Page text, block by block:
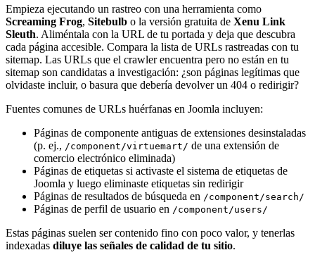
Empieza ejecutando un rastreo con una herramienta como
Screaming Frog, Sitebulb o la versión gratuita de Xenu Link
Sleuth. Aliméntala con la URL de tu portada y deja que descubra
cada página accesible. Compara la lista de URLs rastreadas con tu
sitemap. Las URLs que el crawler encuentra pero no están en tu
sitemap son candidatas a investigación: ¿son páginas legítimas que
olvidaste incluir, o basura que debería devolver un 404 o redirigir?
Fuentes comunes de URLs huérfanas en Joomla incluyen:
Páginas de componente antiguas de extensiones desinstaladas
(p. ej., /component/virtuemart/ de una extensión de
comercio electrónico eliminada)
Páginas de etiquetas si activaste el sistema de etiquetas de
Joomla y luego eliminaste etiquetas sin redirigir
Páginas de resultados de búsqueda en /component/search/
Páginas de perfil de usuario en /component/users/
Estas páginas suelen ser contenido fino con poco valor, y tenerlas
indexadas diluye las señales de calidad de tu sitio.